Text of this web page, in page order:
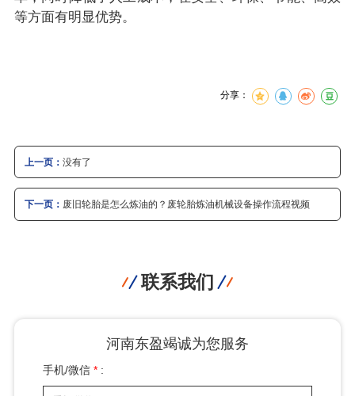
等方面有明显优势。
分享：
上一页： 没有了
下一页： 废旧轮胎是怎么炼油的？废轮胎炼油机械设备操作流程视频
联系我们
河南东盈竭诚为您服务
手机/微信* :